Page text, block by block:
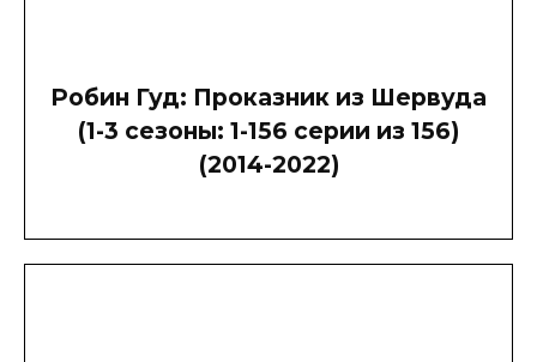
Робин Гуд: Проказник из Шервуда
(1-3 сезоны: 1-156 серии из 156)
(2014-2022)